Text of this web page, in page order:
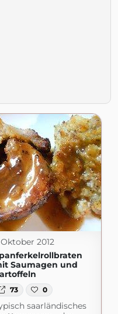
2012
Saumagen und
73 0
saarländisches